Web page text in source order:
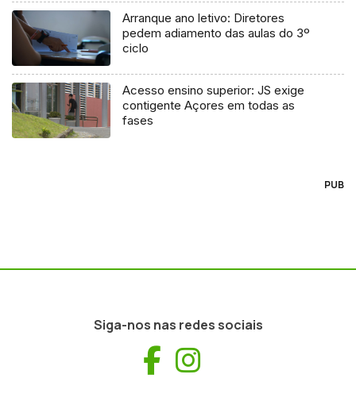
Arranque ano letivo: Diretores
pedem adiamento das aulas do 3º
ciclo
Acesso ensino superior: JS exige
contigente Açores em todas as
fases
PUB
Siga-nos nas redes sociais
Facebook